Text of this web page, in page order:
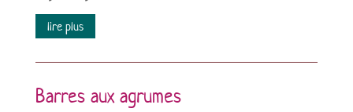
lire plus
Barres aux agrumes